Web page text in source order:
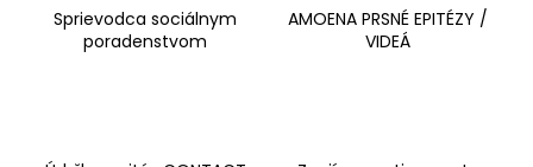
Sprievodca sociálnym
poradenstvom
AMOENA PRSNÉ EPITÉZY /
VIDEÁ